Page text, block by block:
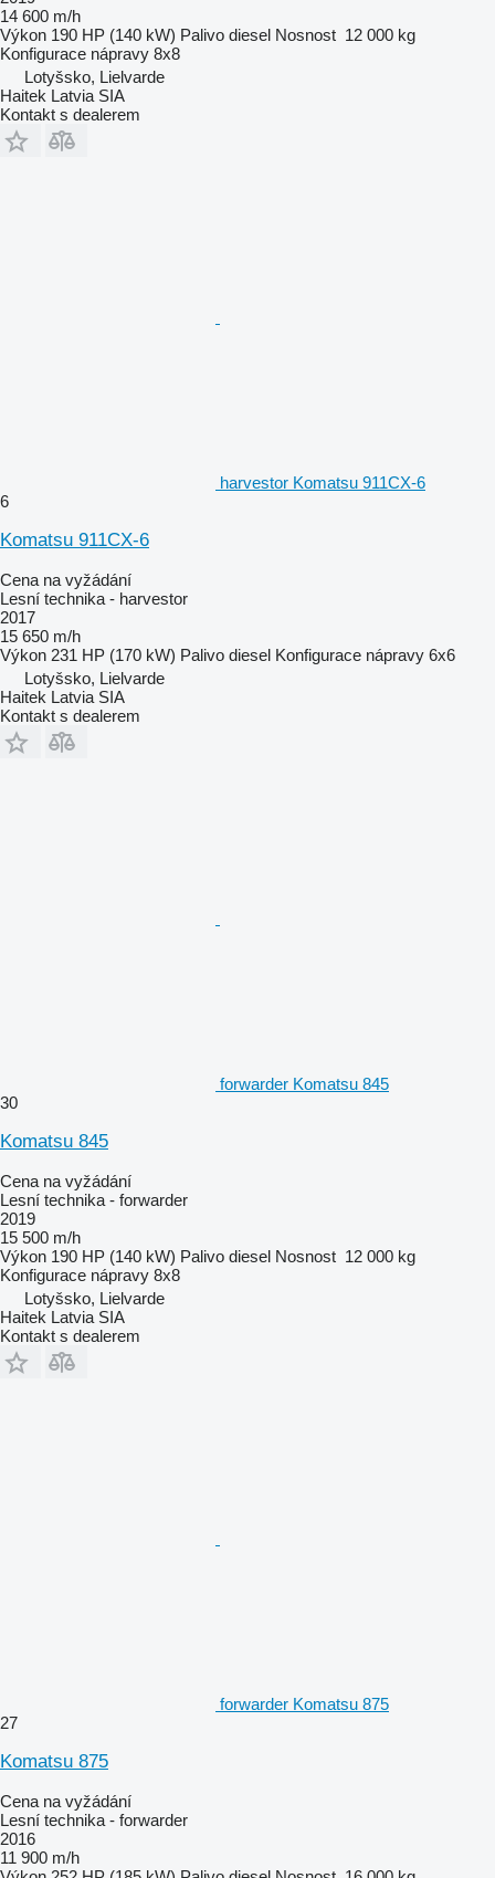
14 600 m/h
Výkon 190 HP (140 kW) Palivo diesel Nosnost 12 000 kg
Konfigurace nápravy 8x8
Lotyšsko, Lielvarde
Haitek Latvia SIA
Kontakt s dealerem
harvestor Komatsu 911CX-6
6
Komatsu 911CX-6
Cena na vyžádání
Lesní technika - harvestor
2017
15 650 m/h
Výkon 231 HP (170 kW) Palivo diesel Konfigurace nápravy 6x6
Lotyšsko, Lielvarde
Haitek Latvia SIA
Kontakt s dealerem
forwarder Komatsu 845
30
Komatsu 845
Cena na vyžádání
Lesní technika - forwarder
2019
15 500 m/h
Výkon 190 HP (140 kW) Palivo diesel Nosnost 12 000 kg
Konfigurace nápravy 8x8
Lotyšsko, Lielvarde
Haitek Latvia SIA
Kontakt s dealerem
forwarder Komatsu 875
27
Komatsu 875
Cena na vyžádání
Lesní technika - forwarder
2016
11 900 m/h